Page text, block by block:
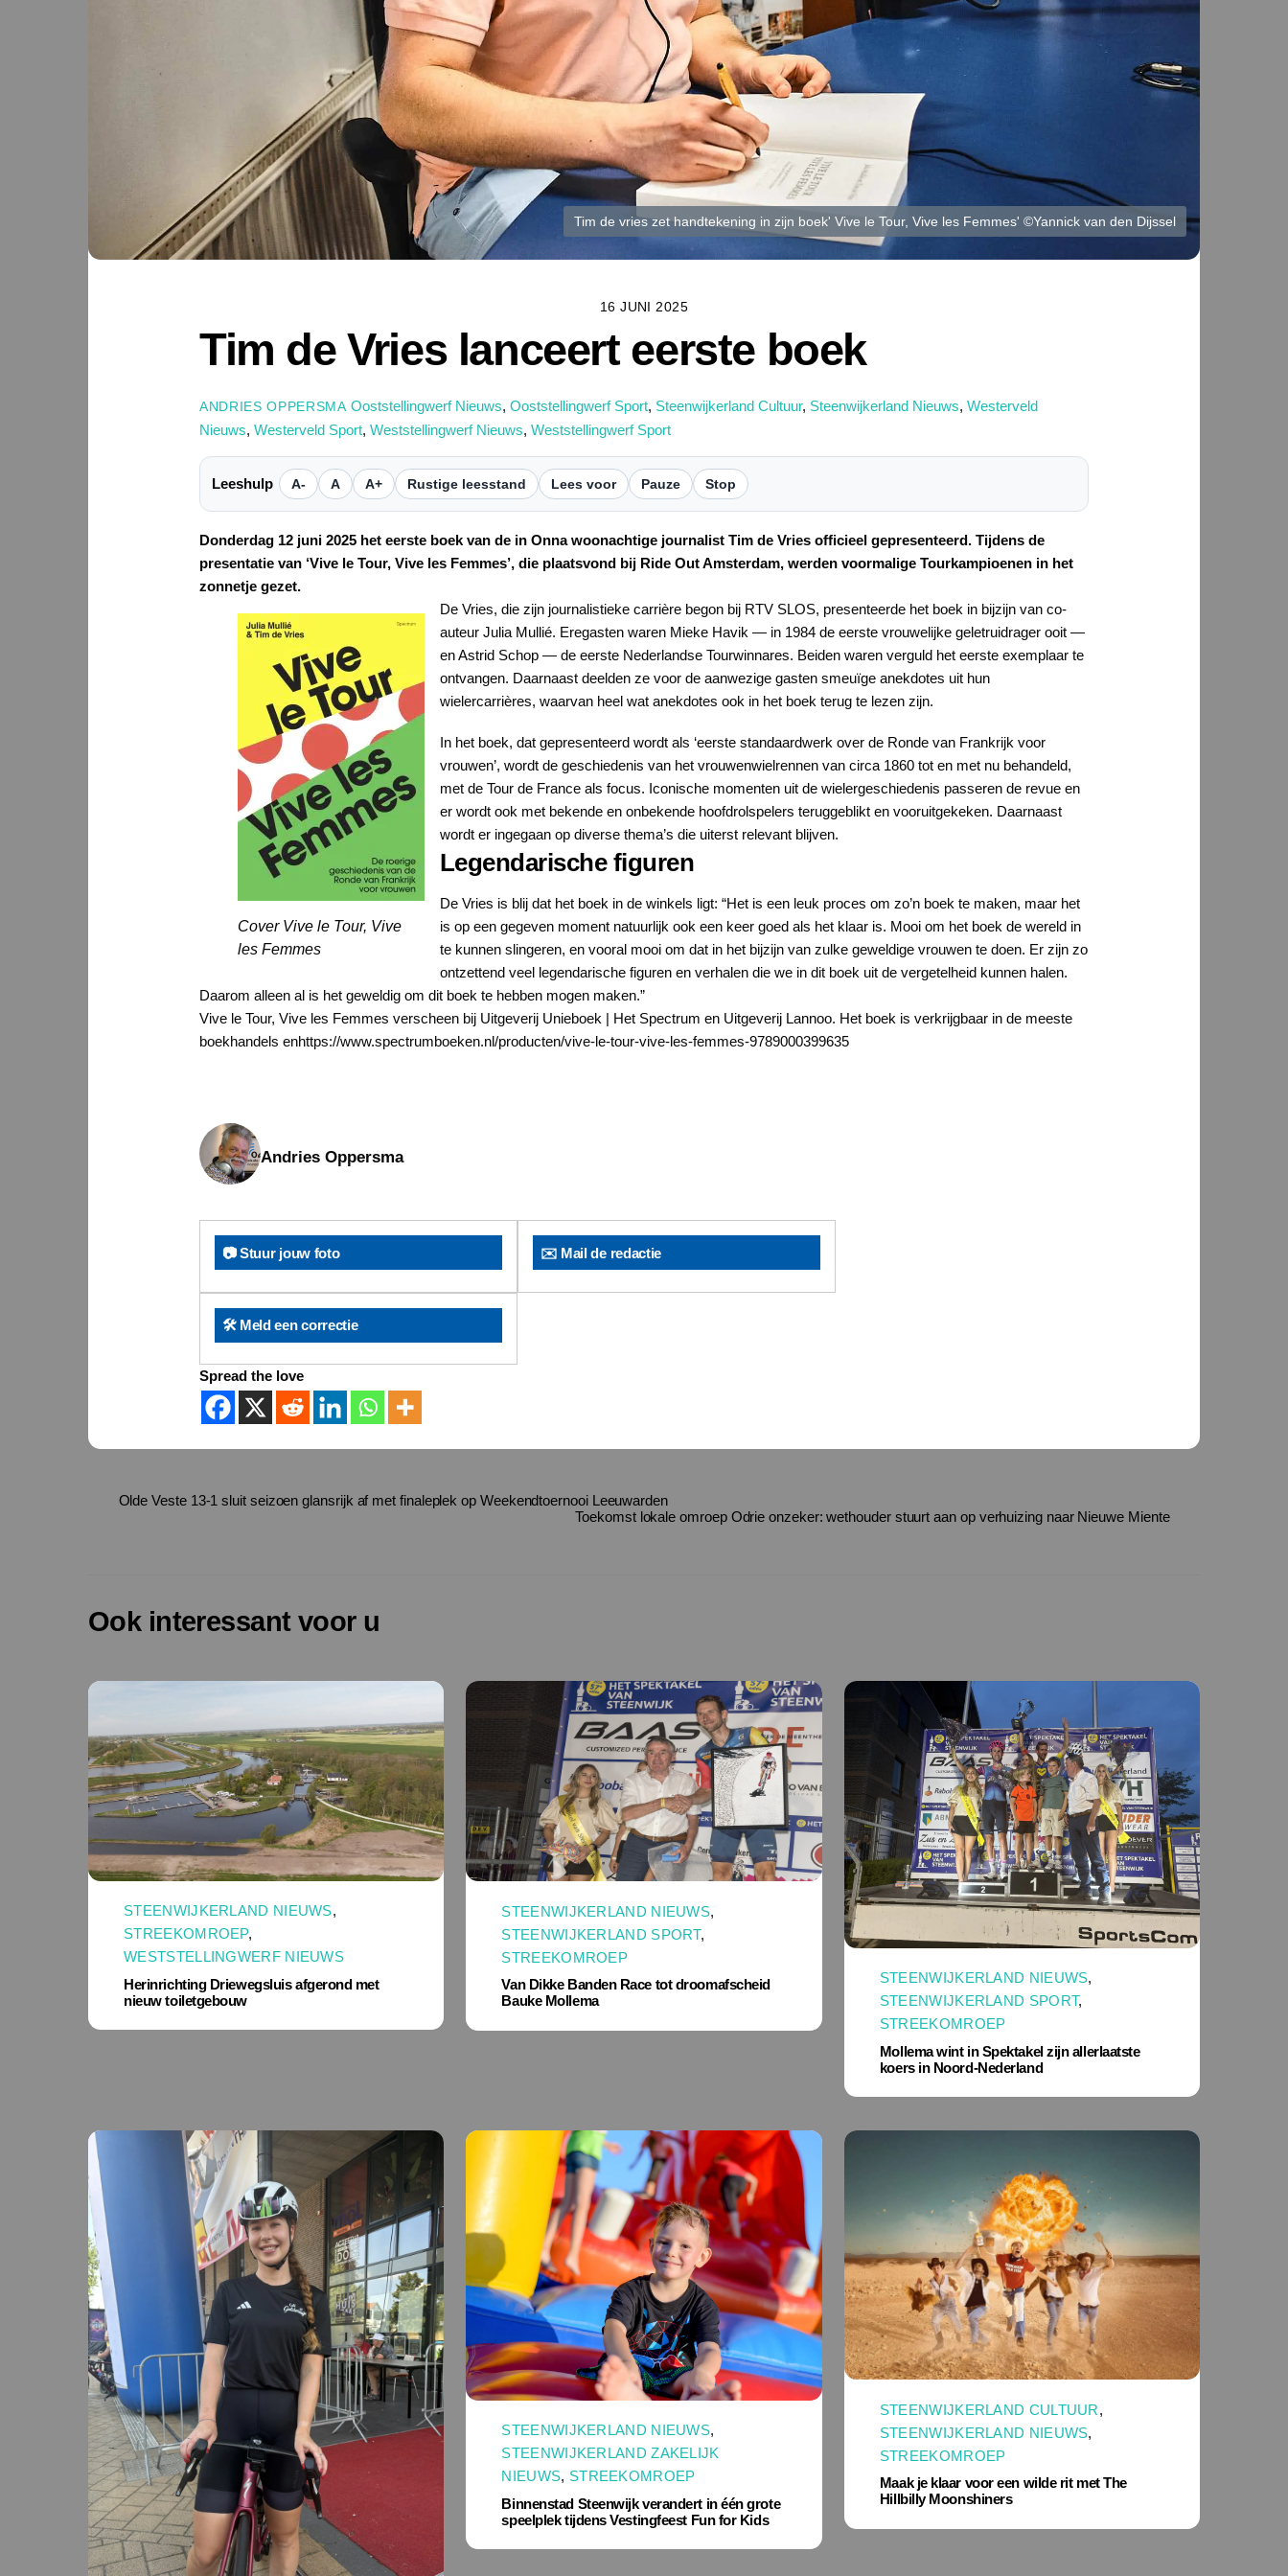
Tim de vries zet handtekening in zijn boek' Vive le Tour, Vive les Femmes' ©Yannick van den Dijssel
16 JUNI 2025
Tim de Vries lanceert eerste boek
ANDRIES OPPERSMA Ooststellingwerf Nieuws, Ooststellingwerf Sport, Steenwijkerland Cultuur, Steenwijkerland Nieuws, Westerveld
Nieuws, Westerveld Sport, Weststellingwerf Nieuws, Weststellingwerf Sport
Leeshulp A- A A+ Rustige leesstand Lees voor Pauze Stop
Donderdag 12 juni 2025 het eerste boek van de in Onna woonachtige journalist Tim de Vries officieel gepresenteerd. Tijdens de
presentatie van ‘Vive le Tour, Vive les Femmes’, die plaatsvond bij Ride Out Amsterdam, werden voormalige Tourkampioenen in het
zonnetje gezet.
Cover Vive le Tour, Vive
les Femmes
De Vries, die zijn journalistieke carrière begon bij RTV SLOS, presenteerde het boek in bijzijn van co-
auteur Julia Mullié. Eregasten waren Mieke Havik — in 1984 de eerste vrouwelijke geletruidrager ooit —
en Astrid Schop — de eerste Nederlandse Tourwinnares. Beiden waren verguld het eerste exemplaar te
ontvangen. Daarnaast deelden ze voor de aanwezige gasten smeuïge anekdotes uit hun
wielercarrières, waarvan heel wat anekdotes ook in het boek terug te lezen zijn.
In het boek, dat gepresenteerd wordt als ‘eerste standaardwerk over de Ronde van Frankrijk voor
vrouwen’, wordt de geschiedenis van het vrouwenwielrennen van circa 1860 tot en met nu behandeld,
met de Tour de France als focus. Iconische momenten uit de wielergeschiedenis passeren de revue en
er wordt ook met bekende en onbekende hoofdrolspelers teruggeblikt en vooruitgekeken. Daarnaast
wordt er ingegaan op diverse thema’s die uiterst relevant blijven.
Legendarische figuren
De Vries is blij dat het boek in de winkels ligt: “Het is een leuk proces om zo’n boek te maken, maar het
is op een gegeven moment natuurlijk ook een keer goed als het klaar is. Mooi om het boek de wereld in
te kunnen slingeren, en vooral mooi om dat in het bijzijn van zulke geweldige vrouwen te doen. Er zijn zo
ontzettend veel legendarische figuren en verhalen die we in dit boek uit de vergetelheid kunnen halen.
Daarom alleen al is het geweldig om dit boek te hebben mogen maken.”
Vive le Tour, Vive les Femmes verscheen bij Uitgeverij Unieboek | Het Spectrum en Uitgeverij Lannoo. Het boek is verkrijgbaar in de meeste
boekhandels enhttps://www.spectrumboeken.nl/producten/vive-le-tour-vive-les-femmes-9789000399635
Andries Oppersma
📷 Stuur jouw foto ✉️ Mail de redactie
🛠️ Meld een correctie
Spread the love
Olde Veste 13-1 sluit seizoen glansrijk af met finaleplek op Weekendtoernooi Leeuwarden
Toekomst lokale omroep Odrie onzeker: wethouder stuurt aan op verhuizing naar Nieuwe Miente
Ook interessant voor u
STEENWIJKERLAND NIEUWS,
STREEKOMROEP,
WESTSTELLINGWERF NIEUWS
Herinrichting Driewegsluis afgerond met
nieuw toiletgebouw
STEENWIJKERLAND NIEUWS,
STEENWIJKERLAND SPORT,
STREEKOMROEP
Van Dikke Banden Race tot droomafscheid
Bauke Mollema
STEENWIJKERLAND NIEUWS,
STEENWIJKERLAND SPORT,
STREEKOMROEP
Mollema wint in Spektakel zijn allerlaatste
koers in Noord-Nederland
STEENWIJKERLAND NIEUWS,
STEENWIJKERLAND ZAKELIJK
NIEUWS, STREEKOMROEP
Binnenstad Steenwijk verandert in één grote
speelplek tijdens Vestingfeest Fun for Kids
STEENWIJKERLAND CULTUUR,
STEENWIJKERLAND NIEUWS,
STREEKOMROEP
Maak je klaar voor een wilde rit met The
Hillbilly Moonshiners